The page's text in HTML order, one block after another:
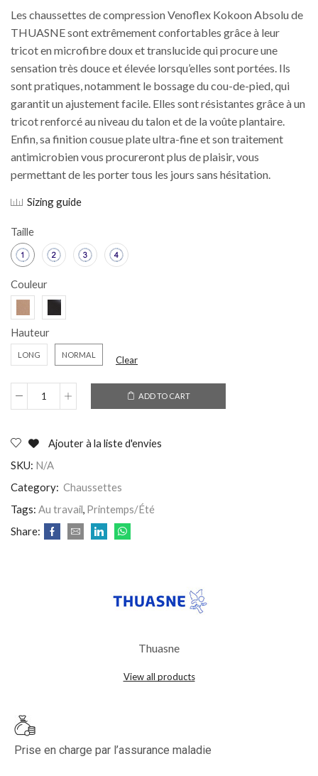
Les chaussettes de compression Venoflex Kokoon Absolu de
THUASNE sont extrêmement confortables grâce à leur
tricot en microfibre doux et translucide qui procure une
sensation très douce et élevée lorsqu’elles sont portées. Ils
sont pratiques, notamment le bossage du cou-de-pied, qui
garantit un ajustement facile. Elles sont résistantes grâce à un
tricot renforcé au niveau du talon et de la voûte plantaire.
Enfin, sa finition cousue plate ultra-fine et son traitement
antimicrobien vous procureront plus de plaisir, vous
permettant de les porter tous les jours sans hésitation.
Sizing guide
Taille
Couleur
Hauteur
LONG NORMAL Clear
ADD TO CART
Ajouter à la liste d'envies
SKU: N/A
Category: Chaussettes
Tags: Au travail, Printemps/Été
Share:
Thuasne
View all products
Prise en charge par l’assurance maladie